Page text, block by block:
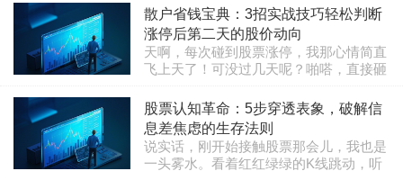
总能挑到新鲜货。现在呢？注册制大门一
开，IPO数量猛增，2023年A股新股数..
证券交易时间居然还没满24个月！当时我
蒙圈了，明明账户开好几年了，咋就不算
数呢？天哪，这种小细节简直能让你跳
脚。其实啊，这事儿看似简单，但里头弯
弯绕绕真不少，连我这老股民都差点翻
的是从你首次买股票的交易日开始算。不
是开户日期，也不是你股票卖出的日子，
更不..
散户省钱宝典：3招实战技巧轻松判断
涨停后第二天的股价动向
天啊，每次碰到股票涨停，我那心情简直
飞上天了！可没过几天呢？啪嗒，直接砸
少次。2023年深交所的数据就让我醒了醒
脑：涨停股次日平均开盘涨幅只有1.2%，
你以为涨停后必涨？呵呵，那是新手常见
误区！说白了，涨停背后的信息量比想象
中还复杂，一不小心就被套牢。作为在股
股票认知革命：5步穿透表象，破解信
息差焦虑的生存法则
说实话，刚开始接触股票那会儿，我也是
一头雾水。看着红红绿绿的K线跳动，听